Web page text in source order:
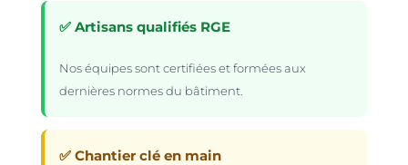
✅ Artisans qualifiés RGE
Nos équipes sont certifiées et formées aux
dernières normes du bâtiment.
✅ Chantier clé en main